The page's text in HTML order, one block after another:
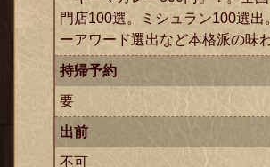
門店100選。ミシュラン100選出
ーアワード選出など本格派の味
持帰予約
要
出前
不可